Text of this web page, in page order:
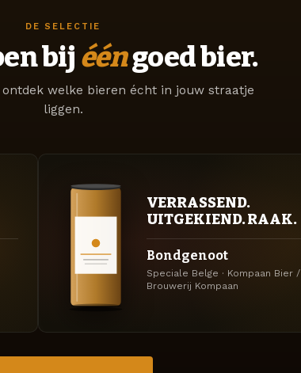
DE SELECTIE
bij ééngoed bier.
ontdek welke bieren écht in jouw straatje
liggen.
VERRASSEND.
UITGEKIEND. RAAK.
Bondgenoot
Speciale Belge · Kompaan Bier /
Brouwerij Kompaan